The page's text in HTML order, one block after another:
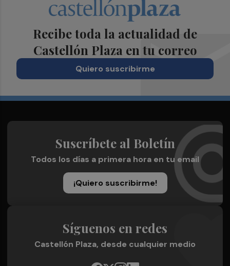
Recibe toda la actualidad de
Castellón Plaza en tu correo
Quiero suscribirme
Suscríbete al Boletín
Todos los días a primera hora en tu email
¡Quiero suscribirme!
Síguenos en redes
Castellón Plaza, desde cualquier medio